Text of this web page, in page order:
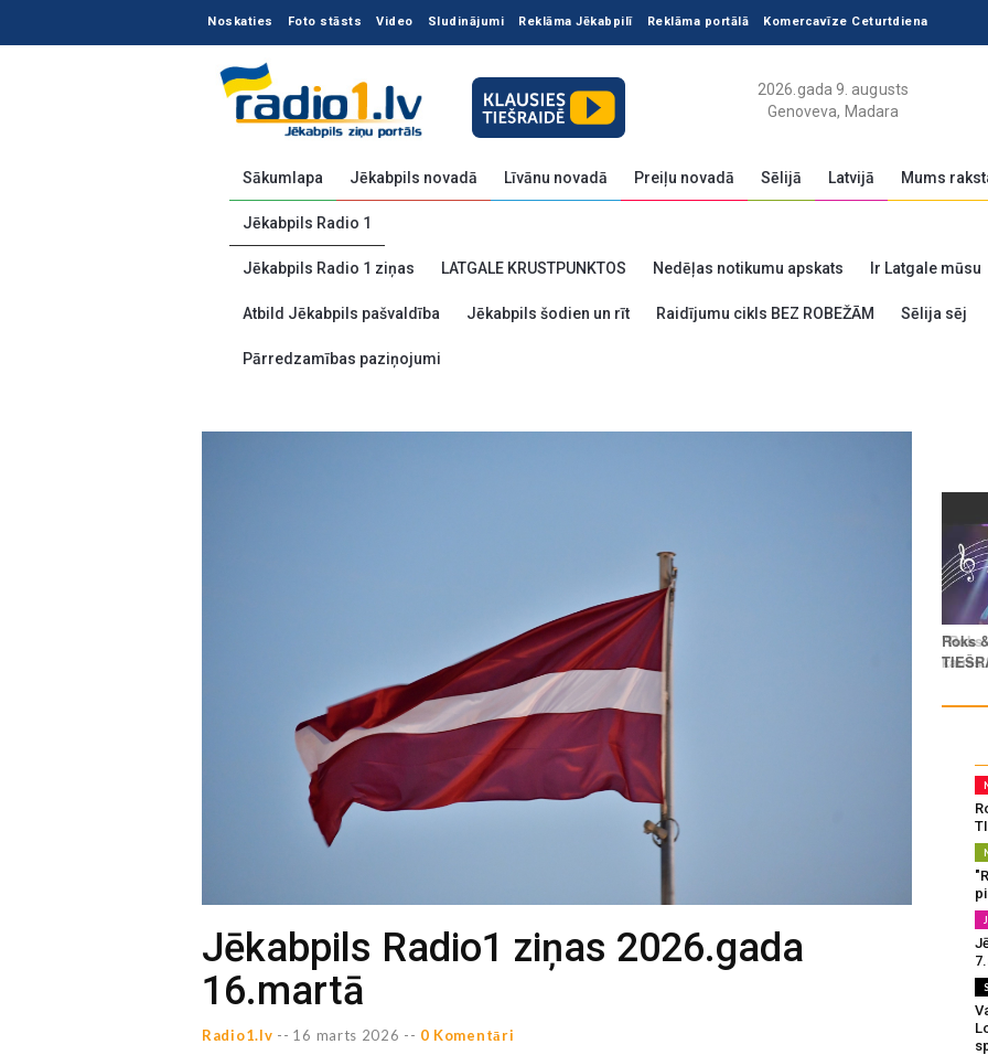
Noskaties Foto stāsts Video Sludinājumi Reklāma Jēkabpilī Reklāma portālā Komercavīze Ceturtdiena
2026.gada 9. augusts
Genoveva, Madara
Sākumlapa Jēkabpils novadā Līvānu novadā Preiļu novadā Sēlijā Latvijā Mums
Jēkabpils Radio 1
Jēkabpils Radio 1 ziņas LATGALE KRUSTPUNKTOS Nedēļas notikumu apskats Ir Latgale mūsu
Atbild Jēkabpils pašvaldība Jēkabpils šodien un rīt Raidījumu cikls BEZ ROBEŽĀM Sēlija sēj
Pārredzamības paziņojumi
Jēkabpils Radio1 ziņas 2026.gada
16.martā
Radio1.lv -- 16 marts 2026 -- 0 Komentāri